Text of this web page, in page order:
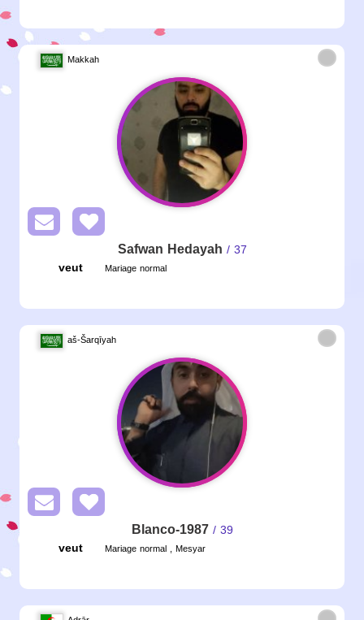
Makkah
Safwan Hedayah / 37
veut
Mariage normal
aš-Šarqīyah
Blanco-1987 / 39
veut
Mariage normal , Mesyar